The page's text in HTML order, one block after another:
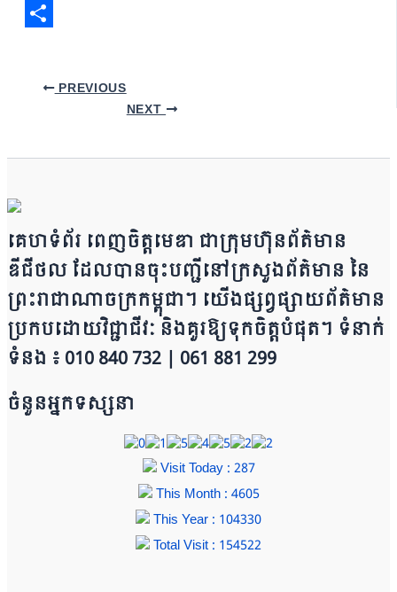
Copy
PREVIOUS
NEXT
គេហទំព័រ ពេញចិត្តមេឌា ជា​ក្រុ​​​​​ម​​​ហ៊ុន​ព័ត៌មាន​
ឌីជីថល ដែ​លបា​ន​​ចុះបញ្ជីនៅក្រសួងព័ត៌មាន នៃ​​​​
ព្រះរាជាណាចក្រ​ក​ម្ពុជា។ យើ​ង​​​​​ផ្សព្វផ្សាយព័​ត៌​មា​​​​ន
ប្រក​ប​ដោ​​​​​​យ​វិជ្ជាជីវៈ និ​ងគួរ​ឱ្យ​ទុកចិត្ត​បំ​ផុត។ ទំនាក់
ទំនង ៖ 010 840 732 | 0​​​​​61 881 299
ចំនួនអ្នកទស្សនា
Visit Today : 287
This Month : 4605
This Year : 104330
Total Visit : 154522